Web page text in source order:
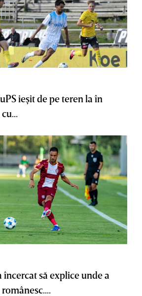
ieşit de pe teren la în
încercat să explice unde a